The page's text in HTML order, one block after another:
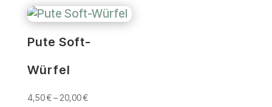
Pute Soft-
Würfel
4,50€– 20,00€